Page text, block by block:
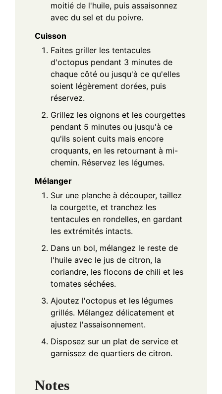
moitié de l'huile, puis assaisonnez
avec du sel et du poivre.
Cuisson
Faites griller les tentacules
d'octopus pendant 3 minutes de
chaque côté ou jusqu'à ce qu'elles
soient légèrement dorées, puis
réservez.
Grillez les oignons et les courgettes
pendant 5 minutes ou jusqu'à ce
qu'ils soient cuits mais encore
croquants, en les retournant à mi-
chemin. Réservez les légumes.
Mélanger
Sur une planche à découper, taillez
la courgette, et tranchez les
tentacules en rondelles, en gardant
les extrémités intacts.
Dans un bol, mélangez le reste de
l'huile avec le jus de citron, la
coriandre, les flocons de chili et les
tomates séchées.
Ajoutez l'octopus et les légumes
grillés. Mélangez délicatement et
ajustez l'assaisonnement.
Disposez sur un plat de service et
garnissez de quartiers de citron.
Notes